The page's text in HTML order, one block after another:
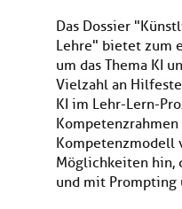
Das Dossier
Lehre" bietet zum
um das Thema KI
Vielzahl an
KI im Lehr-Lern-
Kompetenzmodell
Möglichkeiten hin,
und mit Prompting